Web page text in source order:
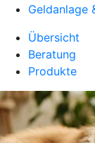
Geldanlage
Übersicht
Beratung
Produkte